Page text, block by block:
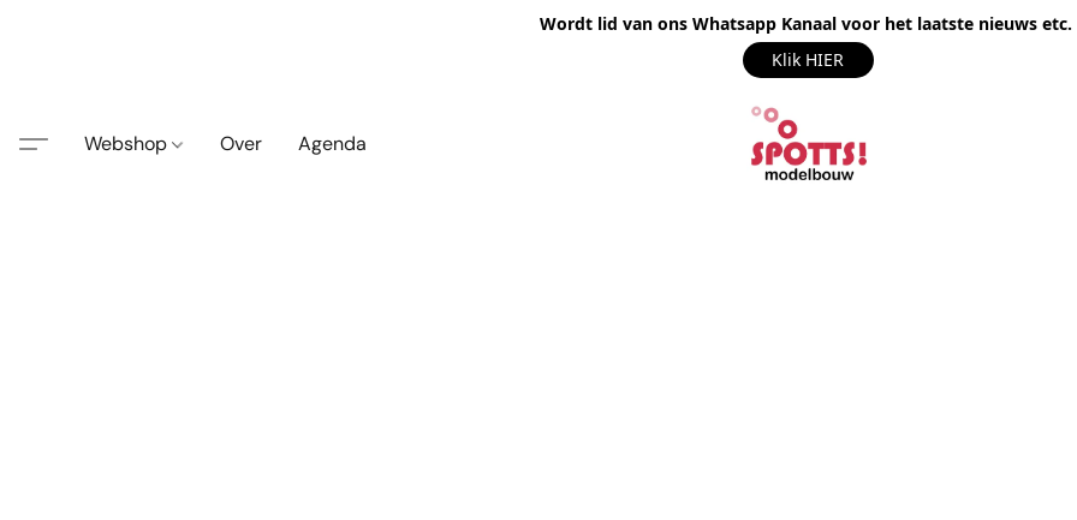
Wordt lid van ons Whatsapp Kanaal voor het laatste nieuws etc.
Klik HIER
Webshop Over Agenda